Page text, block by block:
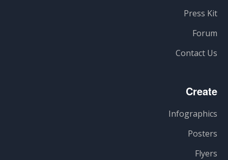
Press Kit
Forum
Contact Us
Create
Infographics
Posters
Flyers